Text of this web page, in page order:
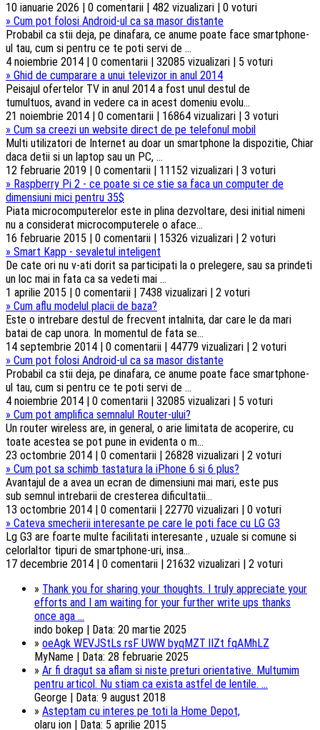
10 ianuarie 2026 | 0 comentarii | 482 vizualizari | 0 voturi
» Cum pot folosi Android-ul ca sa masor distante
Probabil ca stii deja, pe dinafara, ce anume poate face smartphone-
ul tau, cum si pentru ce te poti servi de ...
4 noiembrie 2014 | 0 comentarii | 32085 vizualizari | 5 voturi
» Ghid de cumparare a unui televizor in anul 2014
Peisajul ofertelor TV in anul 2014 a fost unul destul de
tumultuos, avand in vedere ca in acest domeniu evolu...
21 noiembrie 2014 | 0 comentarii | 16864 vizualizari | 3 voturi
» Cum sa creezi un website direct de pe telefonul mobil
Multi utilizatori de Internet au doar un smartphone la dispozitie, Chiar
daca detii si un laptop sau un PC, ...
12 februarie 2019 | 0 comentarii | 11152 vizualizari | 3 voturi
» Raspberry Pi 2 - ce poate si ce stie sa faca un computer de
dimensiuni mici pentru 35$
Piata microcomputerelor este in plina dezvoltare, desi initial nimeni
nu a considerat microcomputerele o aface...
16 februarie 2015 | 0 comentarii | 15326 vizualizari | 2 voturi
» Smart Kapp - sevaletul inteligent
De cate ori nu v-ati dorit sa participati la o prelegere, sau sa prindeti
un loc mai in fata ca sa vedeti mai ...
1 aprilie 2015 | 0 comentarii | 7438 vizualizari | 2 voturi
» Cum aflu modelul placii de baza?
Este o intrebare destul de frecvent intalnita, dar care le da mari
batai de cap unora. In momentul de fata se...
14 septembrie 2014 | 0 comentarii | 44779 vizualizari | 2 voturi
» Cum pot folosi Android-ul ca sa masor distante
Probabil ca stii deja, pe dinafara, ce anume poate face smartphone-
ul tau, cum si pentru ce te poti servi de ...
4 noiembrie 2014 | 0 comentarii | 32085 vizualizari | 5 voturi
» Cum pot amplifica semnalul Router-ului?
Un router wireless are, in general, o arie limitata de acoperire, cu
toate acestea se pot pune in evidenta o m...
23 octombrie 2014 | 0 comentarii | 26828 vizualizari | 2 voturi
» Cum pot sa schimb tastatura la iPhone 6 si 6 plus?
Avantajul de a avea un ecran de dimensiuni mai mari, este pus
sub semnul intrebarii de cresterea dificultatii...
13 octombrie 2014 | 0 comentarii | 22770 vizualizari | 0 voturi
» Cateva smecherii interesante pe care le poti face cu LG G3
Lg G3 are foarte multe facilitati interesante , uzuale si comune si
celorlaltor tipuri de smartphone-uri, insa...
17 decembrie 2014 | 0 comentarii | 21632 vizualizari | 2 voturi
» Thank you for sharing your thoughts. I truly appreciate your
efforts and I am waiting for your further write ups thanks
once aga ...
indo bokep | Data: 20 martie 2025
» oeAgk WEVJStLs rsF UWW byqMZT lIZt fqAMhLZ
MyName | Data: 28 februarie 2025
» Ar fi dragut sa aflam si niste preturi orientative. Multumim
pentru articol. Nu stiam ca exista astfel de lentile. ...
George | Data: 9 august 2018
» Asteptam cu interes pe toti la Home Depot,
olaru ion | Data: 5 aprilie 2015